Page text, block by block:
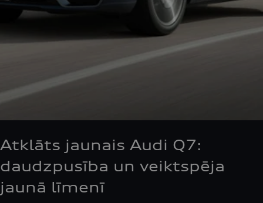
Atklāts jaunais Audi Q7:
daudzpusība un veiktspēja
jaunā līmenī